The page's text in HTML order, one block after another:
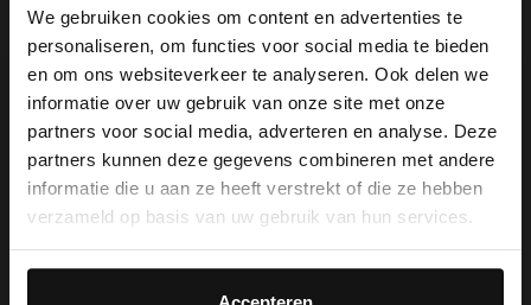
We gebruiken cookies om content en advertenties te
personaliseren, om functies voor social media te bieden
en om ons websiteverkeer te analyseren. Ook delen we
informatie over uw gebruik van onze site met onze
partners voor social media, adverteren en analyse. Deze
partners kunnen deze gegevens combineren met andere
informatie die u aan ze heeft verstrekt of die ze hebben
verzameld op basis van uw gebruik van hun services.
39.99
Zwarte lakleren riem
39.99
×
View this website in English?
It looks like your language isn't Dutch. Would
you like to switch to English?
English